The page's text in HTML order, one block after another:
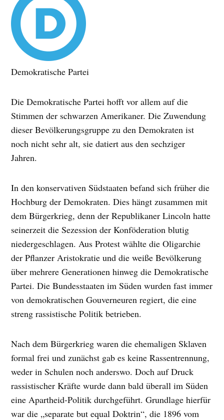
Demokratische Partei
Die Demokratische Partei hofft vor allem auf die
Stimmen der schwarzen Amerikaner. Die Zuwendung
dieser Bevölkerungsgruppe zu den Demokraten ist
noch nicht sehr alt, sie datiert aus den sechziger
Jahren.
In den konservativen Südstaaten befand sich früher die
Hochburg der Demokraten. Dies hängt zusammen mit
dem Bürgerkrieg, denn der Republikaner Lincoln hatte
seinerzeit die Sezession der Konföderation blutig
niedergeschlagen. Aus Protest wählte die Oligarchie
der Pflanzer Aristokratie und die weiße Bevölkerung
über mehrere Generationen hinweg die Demokratische
Partei. Die Bundesstaaten im Süden wurden fast immer
von demokratischen Gouverneuren regiert, die eine
streng rassistische Politik betrieben.
Nach dem Bürgerkrieg waren die ehemaligen Sklaven
formal frei und zunächst gab es keine Rassentrennung,
weder in Schulen noch anderswo. Doch auf Druck
rassistischer Kräfte wurde dann bald überall im Süden
eine Apartheid-Politik durchgeführt. Grundlage hierfür
war die „separate but equal Doktrin“, die 1896 vom